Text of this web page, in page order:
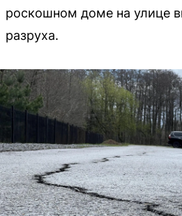
роскошном доме на улице
разруха.